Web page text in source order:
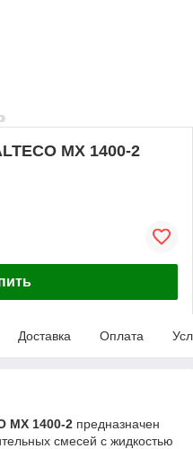
MX 1400-2
Доставка Оплата
MX 1400-2 предназначен
смесей с жидкостью